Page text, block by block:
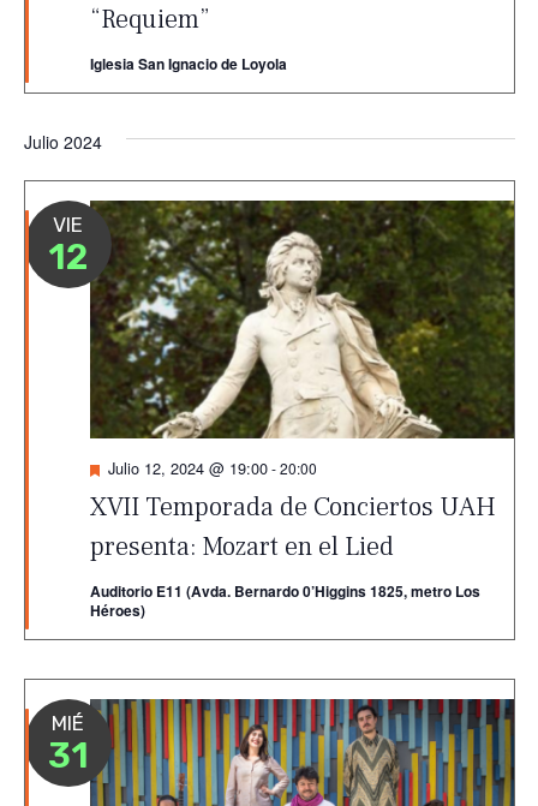
“Requiem”
Iglesia San Ignacio de Loyola
Julio 2024
VIE
12
XVII Temporada de Conciertos UAH
presenta: Mozart en el Lied
Destacado
Julio 12, 2024 @ 19:00-20:00
Auditorio E11 (Avda. Bernardo 0’Higgins 1825, metro Los
Héroes)
MIÉ
31